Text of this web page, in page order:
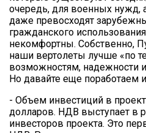
очередь, для военных нужд,
даже превосходят
гражданского
некомфортны. Собственно,
наши вертолеты лучше «по
возможностям, надежности и
Но давайте еще поработаем
- Объем инвестиций в
долларов. НДВ выступает в
инвесторов проекта. Это